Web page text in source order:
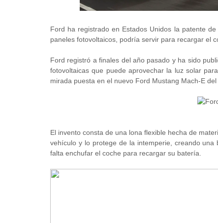
Ford ha registrado en Estados Unidos la patente
paneles fotovoltaicos, podría servir para recargar el
Ford registró a finales del año pasado y ha sido
fotovoltaicas que puede aprovechar la luz solar
mirada puesta en el nuevo Ford Mustang Mach-E
El invento consta de una lona flexible hecha de
vehículo y lo protege de la intemperie, creando
falta enchufar el coche para recargar su batería.